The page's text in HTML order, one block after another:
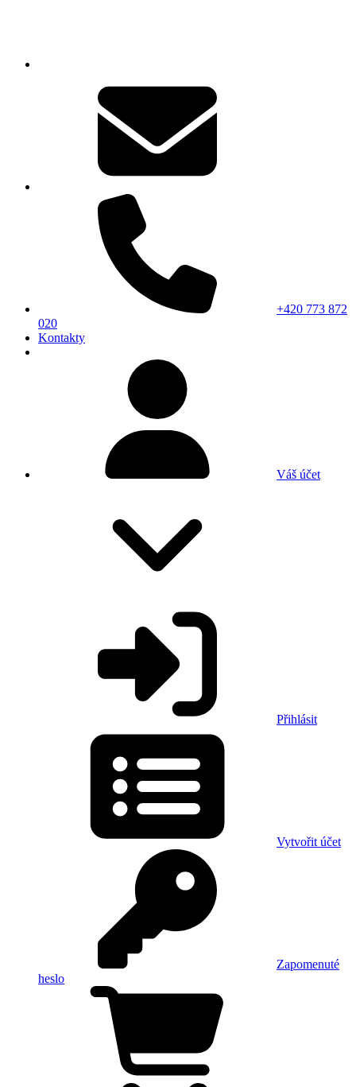
+420 773 872
020
Kontakty
Váš účet
Přihlásit
Vytvořit účet
Zapomenuté
heslo